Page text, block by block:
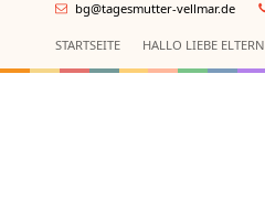
bg@tagesmutter-vellmar.de
START­SEITE HALLO LIEBE ELTERN